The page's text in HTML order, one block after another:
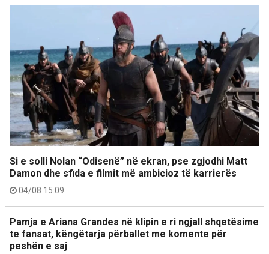
Si e solli Nolan “Odisenë” në ekran, pse zgjodhi Matt
Damon dhe sfida e filmit më ambicioz të karrierës
04/08 15:09
Pamja e Ariana Grandes në klipin e ri ngjall shqetësime
te fansat, këngëtarja përballet me komente për
peshën e saj